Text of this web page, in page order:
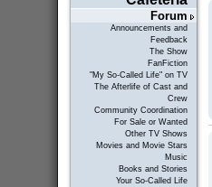
Forum
Announcements and
Feedback
The Show
FanFiction
"My So-Called Life" on TV
The Afterlife of Cast and
Crew
Community Coordination
For Sale or Wanted
Other TV Shows
Movies and Movie Stars
Music
Books and Stories
Your So-Called Life